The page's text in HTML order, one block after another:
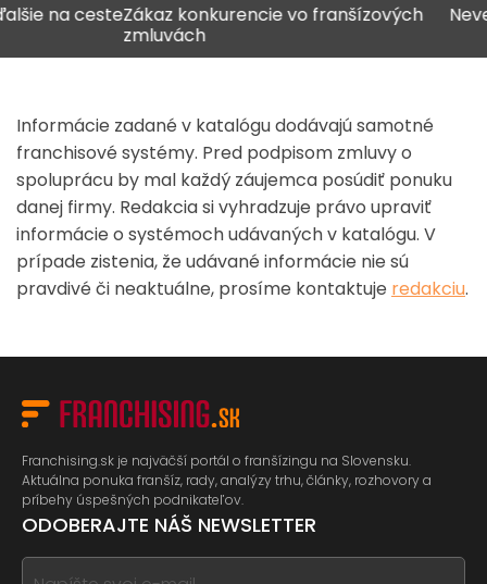
cesteZákaz konkurencie vo franšízových
zmluvách
Never
Informácie zadané v katalógu dodávajú samotné
franchisové systémy. Pred podpisom zmluvy o
spoluprácu by mal každý záujemca posúdiť ponuku
danej firmy. Redakcia si vyhradzuje právo upraviť
informácie o systémoch udávaných v katalógu. V
prípade zistenia, že udávané informácie nie sú
pravdivé či neaktuálne, prosíme kontaktuje redakciu.
Franchising.sk je najväčší portál o franšízingu na Slovensku.
Aktuálna ponuka franšíz, rady, analýzy trhu, články, rozhovory a
príbehy úspešných podnikateľov.
ODOBERAJTE NÁŠ NEWSLETTER
If